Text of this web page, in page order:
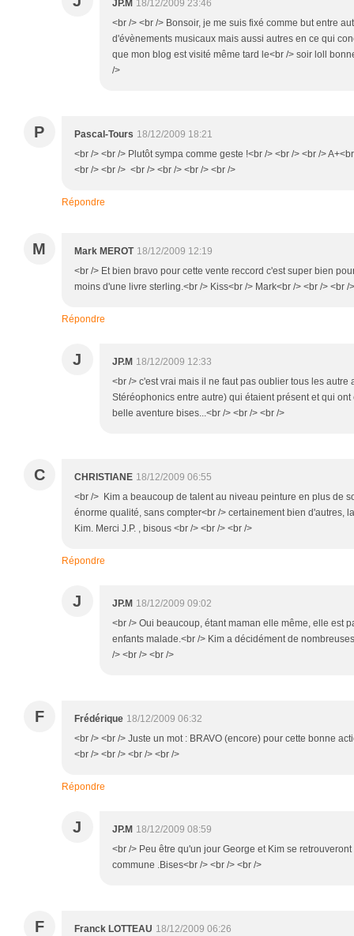
JP.M 18/12/2009 23:46
<br /> <br /> Bonsoir, je me suis fixé comme but entre
d'évènements musicaux mais aussi autres en ce qui
que mon blog est visité même tard le<br /> soir loll
/>
P Pascal-Tours 18/12/2009 18:21
<br /> <br /> Plutôt sympa comme geste !<br /> <br /> <br />
<br /> <br /> <br /> <br /> <br /> <br />
Répondre
M Mark MEROT 18/12/2009 12:19
<br /> Et bien bravo pour cette vente reccord c'est super bien
moins d'une livre sterling.<br /> Kiss<br /> Mark<br /> <br /> <br />
Répondre
J JP.M 18/12/2009 12:33
<br /> c'est vrai mais il ne faut pas oublier tous les autre
Stéréophonics entre autre) qui étaient présent et qui
belle aventure bises...<br /> <br /> <br />
C CHRISTIANE 18/12/2009 06:55
<br /> Kim a beaucoup de talent au niveau peinture en plus de
énorme qualité, sans compter<br /> certainement bien d'autres,
Kim. Merci J.P. , bisous <br /> <br /> <br />
Répondre
J JP.M 18/12/2009 09:02
<br /> Oui beaucoup, étant maman elle même, elle est
enfants malade.<br /> Kim a décidément de
/> <br /> <br />
F Frédérique 18/12/2009 06:32
<br /> <br /> Juste un mot : BRAVO (encore) pour cette bonne
<br /> <br /> <br /> <br />
Répondre
J JP.M 18/12/2009 08:59
<br /> Peu être qu'un jour George et Kim se
commune .Bises<br /> <br /> <br />
F Franck LOTTEAU 18/12/2009 06:26